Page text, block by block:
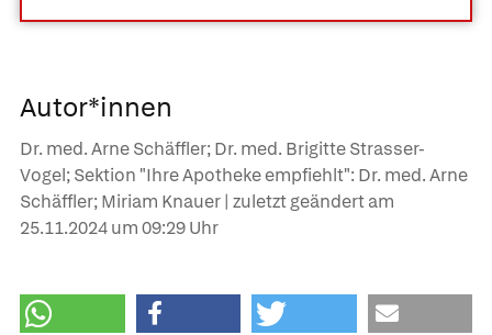
Autor*innen
Dr. med. Arne Schäffler; Dr. med. Brigitte Strasser-
Vogel; Sektion "Ihre Apotheke empfiehlt": Dr. med. Arne
Schäffler; Miriam Knauer | zuletzt geändert am
25.11.2024um 09:29 Uhr